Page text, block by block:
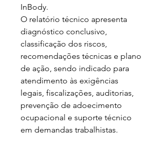
InBody.
O relatório técnico apresenta
diagnóstico conclusivo,
classificação dos riscos,
recomendações técnicas e plano
de ação, sendo indicado para
atendimento às exigências
legais, fiscalizações, auditorias,
prevenção de adoecimento
ocupacional e suporte técnico
em demandas trabalhistas.